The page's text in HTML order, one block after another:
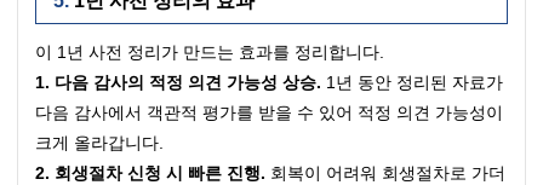
이 1년 사전 정리가 만드는 효과를 정리합니다.
1. 다음 감사의 적정 의견 가능성 상승. 1년 동안 정리된 자료가
다음 감사에서 객관적 평가를 받을 수 있어 적정 의견 가능성이
크게 올라갑니다.
2. 회생절차 신청 시 빠른 진행. 회복이 어려워 회생절차로 가더